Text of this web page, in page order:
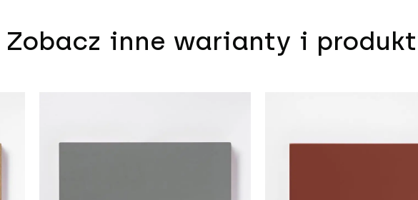
Zobacz inne warianty i